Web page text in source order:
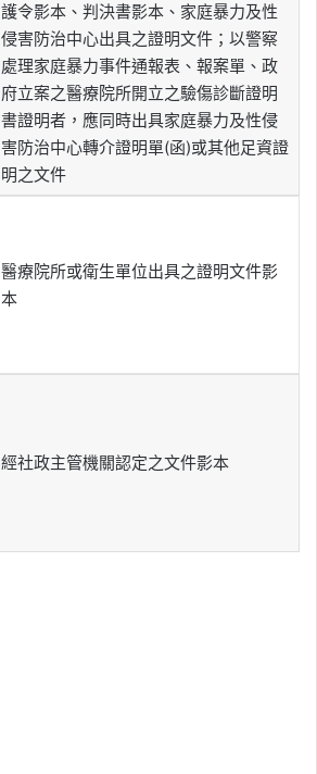
護令影本、判決書影本、家庭暴力及性
侵害防治中心出具之證明文件；以警察
處理家庭暴力事件通報表、報案單、政
府立案之醫療院所開立之驗傷診斷證明
書證明者，應同時出具家庭暴力及性侵
害防治中心轉介證明單(函)或其他足資證
明之文件
醫療院所或衛生單位出具之證明文件影
本
經社政主管機關認定之文件影本